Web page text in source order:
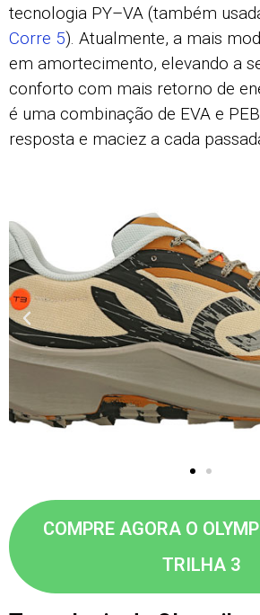
tecnologia PY–VA (também
Corre 5). Atualmente, a mais
em amortecimento, elevando a
conforto com mais retorno de
é uma combinação de EVA e
resposta e maciez a cada
COMPRE AGORA O
TRILHA 3